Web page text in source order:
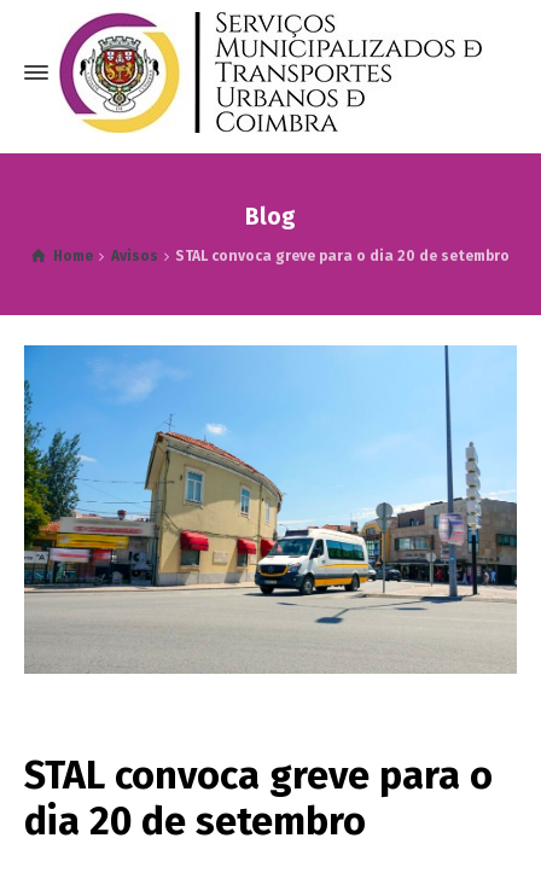
Blog
Home Avisos STAL convoca greve para o dia 20 de setembro
STAL convoca greve para o
dia 20 de setembro